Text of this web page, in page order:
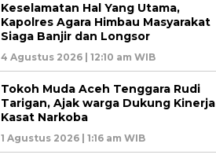
Keselamatan Hal Yang Utama,
Kapolres Agara Himbau Masyarakat
Siaga Banjir dan Longsor
4 Agustus 2026 | 12:10 am WIB
Tokoh Muda Aceh Tenggara Rudi
Tarigan, Ajak warga Dukung Kinerja
Kasat Narkoba
1 Agustus 2026 | 1:16 am WIB